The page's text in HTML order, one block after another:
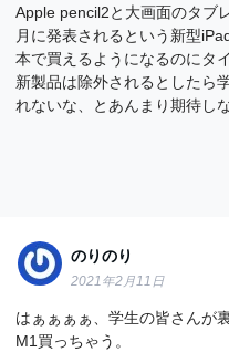
Apple pencil2と大画面のタブ
月に発表されるという新型
本で買えるようになるのにタ
新製品は除外されるとしたら
れないな、とあんまり期待し
のりのり
2021年2月11日
はぁぁぁぁ、学生の皆さんが
M1買っちゃう。